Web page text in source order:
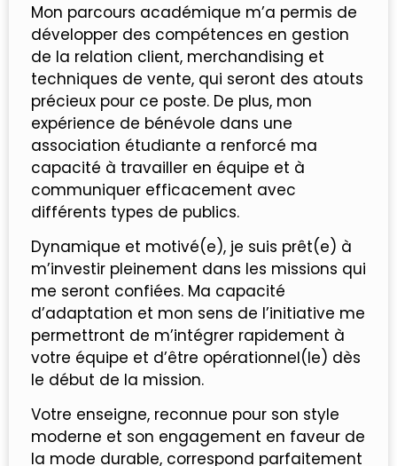
Mon parcours académique m’a permis de
développer des compétences en gestion
de la relation client, merchandising et
techniques de vente, qui seront des atouts
précieux pour ce poste. De plus, mon
expérience de bénévole dans une
association étudiante a renforcé ma
capacité à travailler en équipe et à
communiquer efficacement avec
différents types de publics.
Dynamique et motivé(e), je suis prêt(e) à
m’investir pleinement dans les missions qui
me seront confiées. Ma capacité
d’adaptation et mon sens de l’initiative me
permettront de m’intégrer rapidement à
votre équipe et d’être opérationnel(le) dès
le début de la mission.
Votre enseigne, reconnue pour son style
moderne et son engagement en faveur de
la mode durable, correspond parfaitement